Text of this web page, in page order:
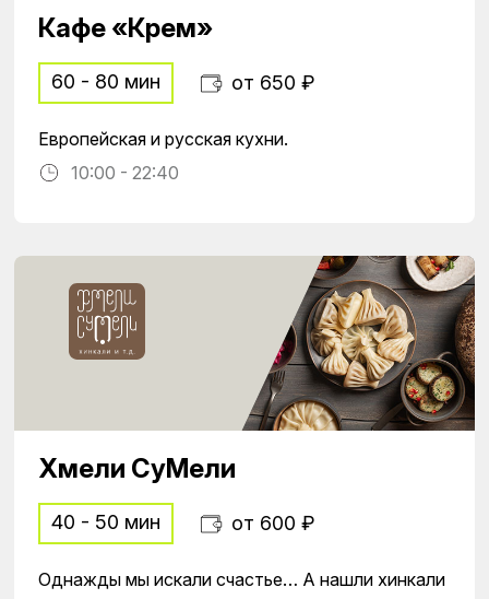
Кафе «Крем»
60 - 80 мин от 650 ₽
Европейская и русская кухни.
10:00 - 22:40
Хмели СуМели
40 - 50 мин от 600 ₽
Однажды мы искали счастье… А нашли хинкали